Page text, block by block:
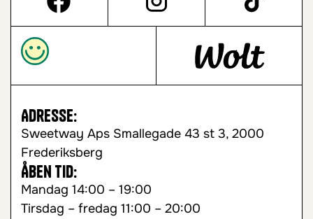
Adresse:
Sweetway Aps Smallegade 43 st 3, 2000
Frederiksberg
Åben tid:
Mandag 14:00 – 19:00
Tirsdag – fredag 11:00 – 20:00